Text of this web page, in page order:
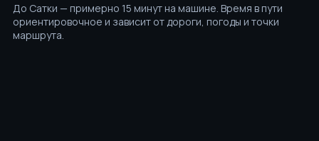
До Сатки — примерно 15 минут на машине. Время в пути
ориентировочное и зависит от дороги, погоды и точки
маршрута.